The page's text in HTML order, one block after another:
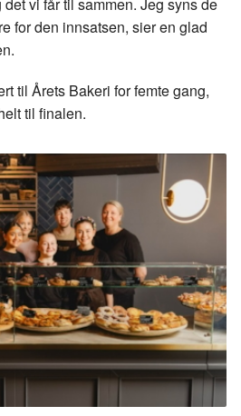
for den innsatsen, sier en glad
til Årets Bakeri for femte gang,
til finalen.